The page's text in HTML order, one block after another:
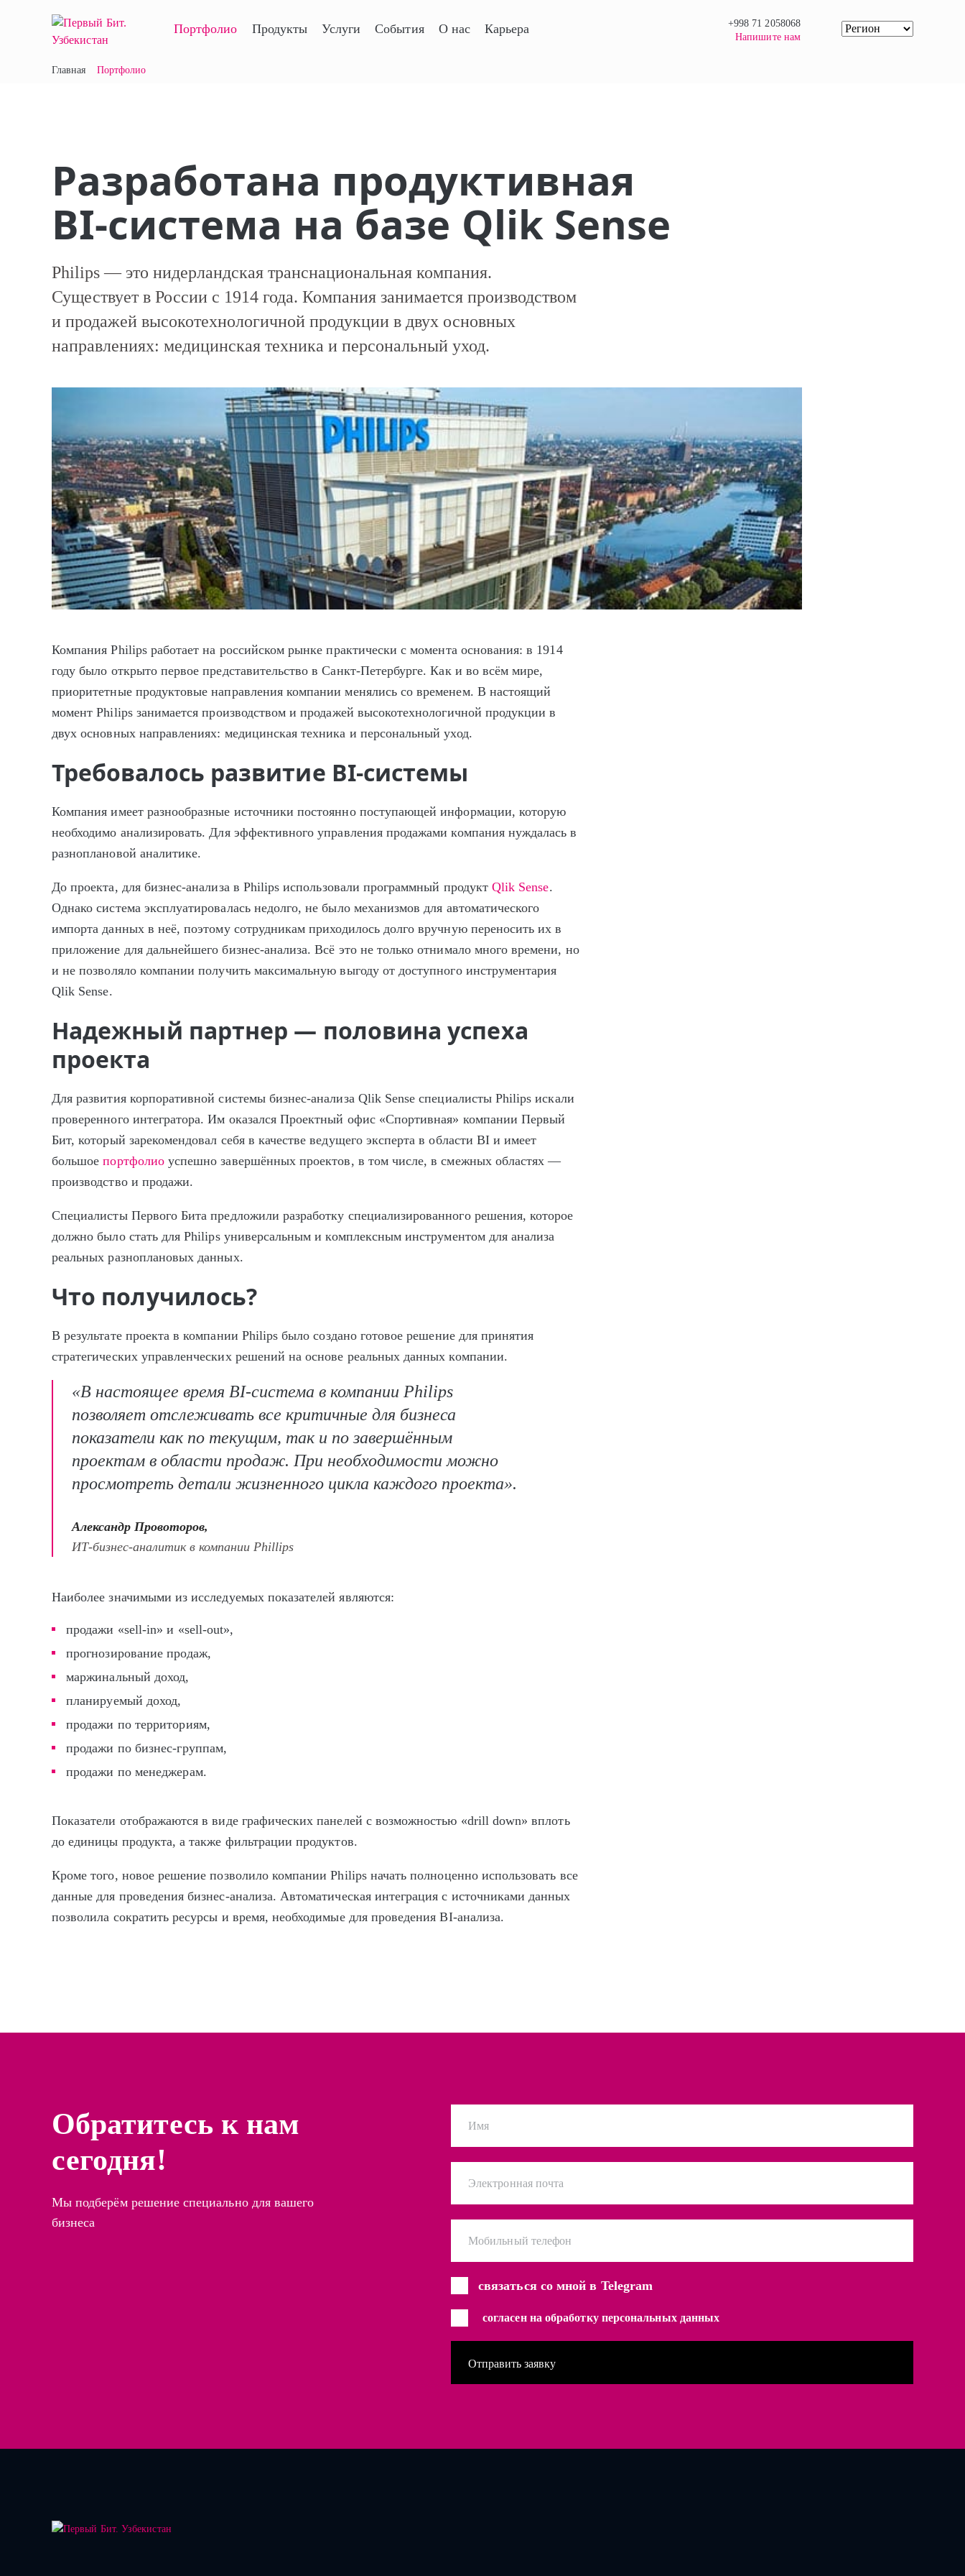
Портфолио Продукты Услуги События О нас Карьера
+998 71 2058068
Напишите нам
Главная Портфолио
Разработана продуктивная
BI-система на базе Qlik Sense
Philips — это нидерландская транснациональная компания.
Существует в России с 1914 года. Компания занимается производством
и продажей высокотехнологичной продукции в двух основных
направлениях: медицинская техника и персональный уход.
Компания Philips работает на российском рынке практически с момента основания: в 1914
году было открыто первое представительство в Санкт-Петербурге. Как и во всём мире,
приоритетные продуктовые направления компании менялись со временем. В настоящий
момент Philips занимается производством и продажей высокотехнологичной продукции в
двух основных направлениях: медицинская техника и персональный уход.
Требовалось развитие BI-системы
Компания имеет разнообразные источники постоянно поступающей информации, которую
необходимо анализировать. Для эффективного управления продажами компания нуждалась в
разноплановой аналитике.
До проекта, для бизнес-анализа в Philips использовали программный продукт Qlik Sense.
Однако система эксплуатировалась недолго, не было механизмов для автоматического
импорта данных в неё, поэтому сотрудникам приходилось долго вручную переносить их в
приложение для дальнейшего бизнес-анализа. Всё это не только отнимало много времени, но
и не позволяло компании получить максимальную выгоду от доступного инструментария
Qlik Sense.
Надежный партнер — половина успеха
проекта
Для развития корпоративной системы бизнес-анализа Qlik Sense специалисты Philips искали
проверенного интегратора. Им оказался Проектный офис «Спортивная» компании Первый
Бит, который зарекомендовал себя в качестве ведущего эксперта в области BI и имеет
большоепортфолиоуспешно завершённых проектов, в том числе, в смежных областях —
производство и продажи.
Специалисты Первого Бита предложили разработку специализированного решения, которое
должно было стать для Philips универсальным и комплексным инструментом для анализа
реальных разноплановых данных.
Что получилось?
В результате проекта в компании Philips было создано готовое решение для принятия
стратегических управленческих решений на основе реальных данных компании.
«В настоящее время BI-система в компании Philips
позволяет отслеживать все критичные для бизнеса
показатели как по текущим, так и по завершённым
проектам в области продаж. При необходимости можно
просмотреть детали жизненного цикла каждого проекта».
Александр Провоторов,
ИТ-бизнес-аналитик в компании Phillips
Наиболее значимыми из исследуемых показателей являются:
продажи «sell-in» и «sell-out»,
прогнозирование продаж,
маржинальный доход,
планируемый доход,
продажи по территориям,
продажи по бизнес-группам,
продажи по менеджерам.
Показатели отображаются в виде графических панелей с возможностью «drill down» вплоть
до единицы продукта, а также фильтрации продуктов.
Кроме того, новое решение позволило компании Philips начать полноценно использовать все
данные для проведения бизнес-анализа. Автоматическая интеграция с источниками данных
позволила сократить ресурсы и время, необходимые для проведения BI-анализа.
Обратитесь к нам
сегодня!
Мы подберём решение специально для вашего
бизнеса
Имя
Электронная почта
Мобильный телефон
связаться со мной в Telegram
согласен на обработку персональных данных